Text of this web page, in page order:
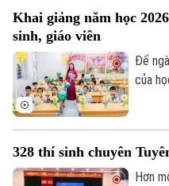
Tư vấn sức khỏe
Quần vợt
Golf
Tin tức
Sao
Điện ảnh
Âm nhạc
Đã phát sóng
nghề,
vai trò
Khai giảng năm học
sinh, giáo viên
Để
của
chất
học
328 thí sinh chuyên
Hơn